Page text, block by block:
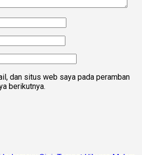
dan situs web saya pada peramban
berikutnya.